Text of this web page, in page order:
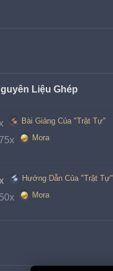
Liệu Ghép
Bài Giảng Của "Trật Tự"
Mora
Hướng Dẫn Của "Trật Tự"
Mora